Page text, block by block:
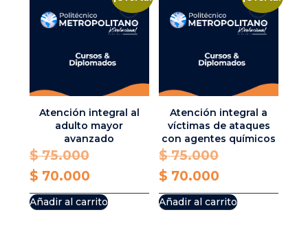
Atención integral al
adulto mayor
avanzado
$75.000Original
price
was:
$ 70.000Current
price
Añadir al carrito
Atención integral a
víctimas de ataques
con agentes químicos
$75.000Original
price
was:
$ 70.000
price
Añadir al carrito